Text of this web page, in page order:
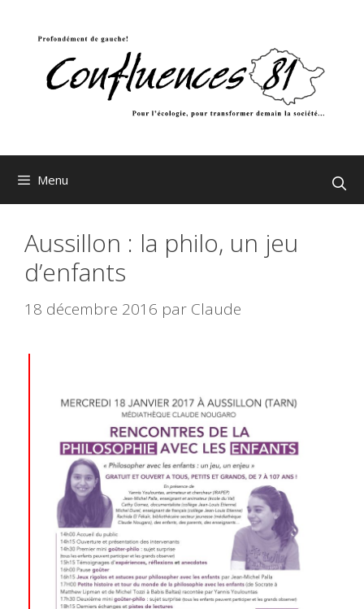
Menu
Aussillon : la philo, un jeu
d’enfants
18 décembre 2016 par Claude